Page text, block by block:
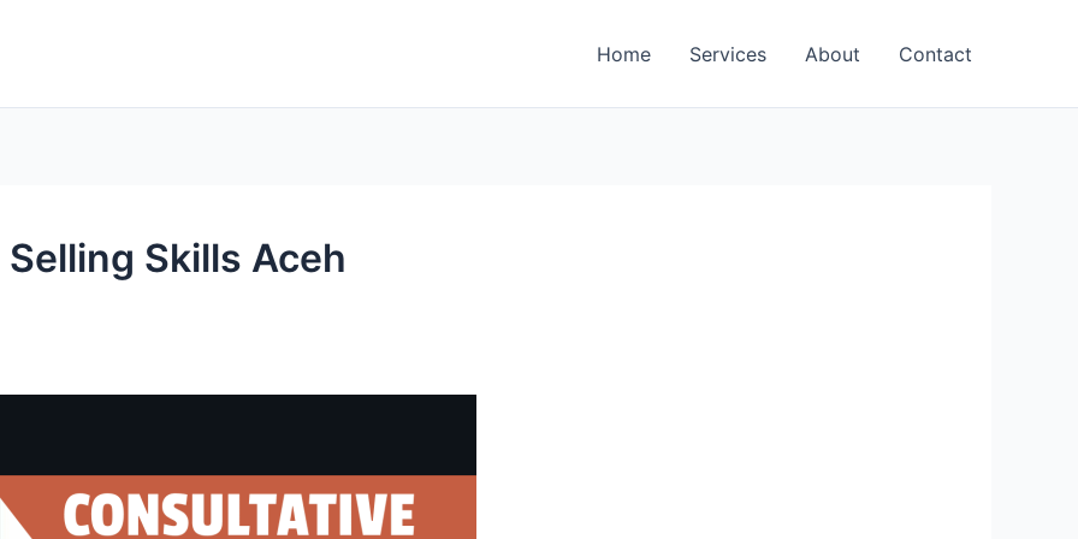
Home Services About Contact
Skills Aceh